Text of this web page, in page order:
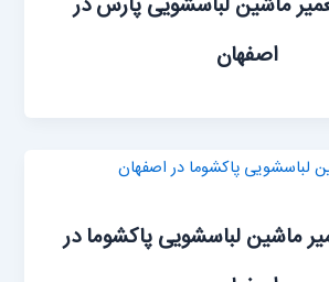
اصفهان
ماشین لباسشویی پاکشوما در